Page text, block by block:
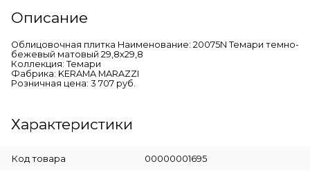
Описание
Облицовочная плитка Наименование: 20075N Темари темно-
бежевый матовый 29,8х29,8
Коллекция: Темари
Фабрика: KERAMA MARAZZI
Розничная цена: 3 707 руб.
Характеристики
Код товара 00000001695